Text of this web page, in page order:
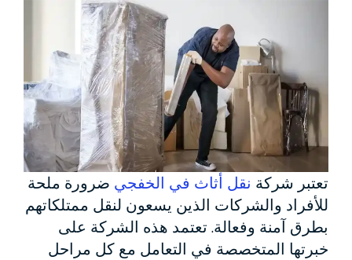
تعتبر شركة نقل أثاث في الخفجي ضرورة ملحة
للأفراد والشركات الذين يسعون لنقل ممتلكاتهم
بطرق آمنة وفعالة. تعتمد هذه الشركة على
خبرتها المتخصصة في التعامل مع كل مراحل